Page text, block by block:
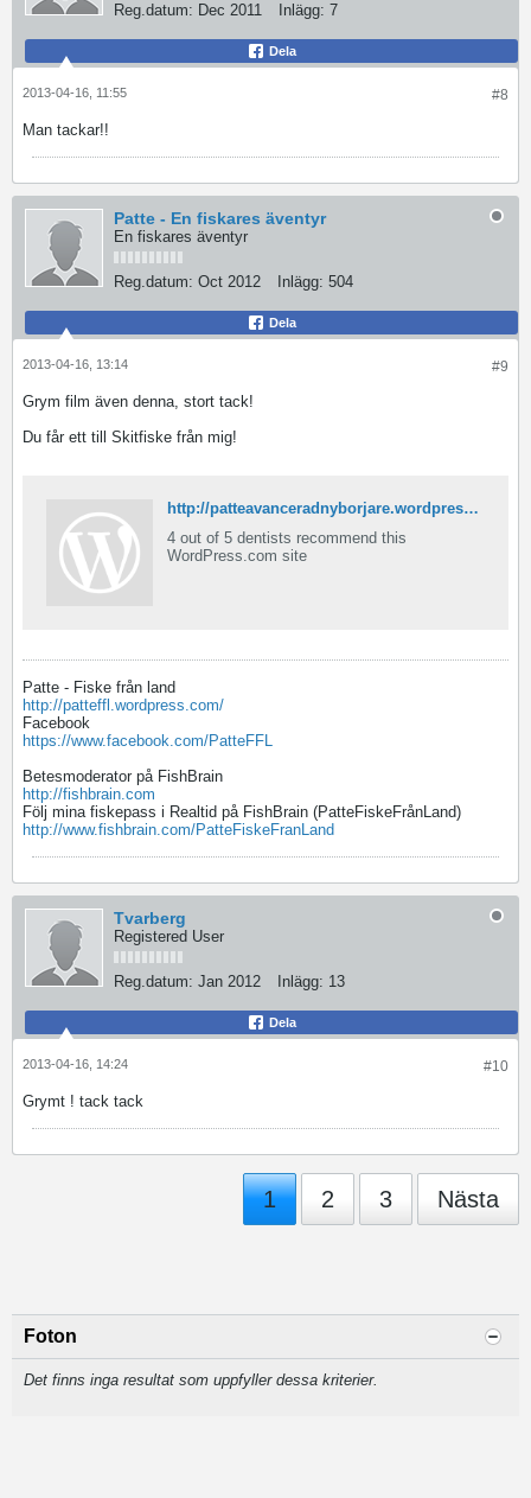
Reg.datum: Dec 2011 Inlägg: 7
Dela
#8
2013-04-16, 11:55
Man tackar!!
Patte - En fiskares äventyr
En fiskares äventyr
Reg.datum: Oct 2012 Inlägg: 504
Dela
#9
2013-04-16, 13:14
Grym film även denna, stort tack!
Du får ett till Skitfiske från mig!
http://patteavanceradnyborjare.wordpress.com/2013/04/16/pike-secrets-2/
4 out of 5 dentists recommend this
WordPress.com site
Patte - Fiske från land
http://patteffl.wordpress.com/
Facebook
https://www.facebook.com/PatteFFL
Betesmoderator på FishBrain
http://fishbrain.com
Följ mina fiskepass i Realtid på FishBrain (PatteFiskeFrånLand)
http://www.fishbrain.com/PatteFiskeFranLand
Tvarberg
Registered User
Reg.datum: Jan 2012 Inlägg: 13
Dela
#10
2013-04-16, 14:24
Grymt ! tack tack
1 2 3 Nästa
Foton
Det finns inga resultat som uppfyller dessa kriterier.